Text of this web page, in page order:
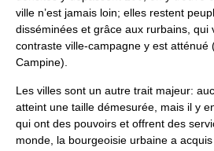
ville n’est jamais loin; elles restent
disséminées et grâce aux rurbains, qui
contraste ville-campagne y est atténué
Campine).
Les villes sont un autre trait majeur:
atteint une taille démesurée, mais il y
qui ont des pouvoirs et offrent des
monde, la bourgeoisie urbaine a